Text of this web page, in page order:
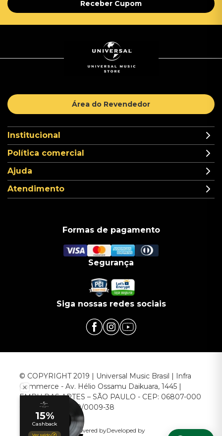
Receber Cupom
Área do Revendedor
Institucional
Política comercial
Ajuda
Atendimento
Formas de pagamento
Segurança
Siga nossas redes sociais
© COPYRIGHT 2019 | Universal Music Brasil | Infra
Commerce - Av. Hélio Ossamu Daikuara, 1445 |
EMBU DAS ARTES – SÃO PAULO - CEP: 06807-000
CNPJ: 00.952.789/0009-38
Powered byDeveloped by